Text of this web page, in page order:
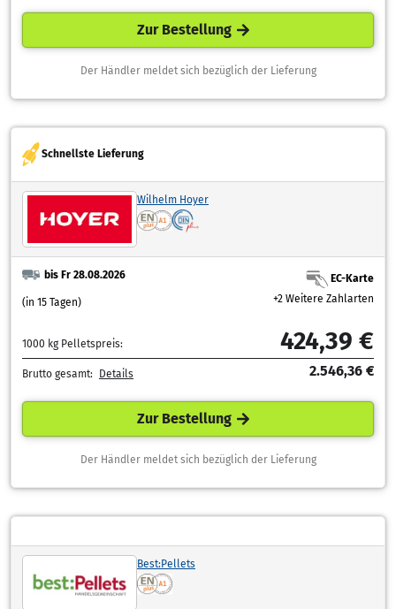
Zur Bestellung
Der Händler meldet sich bezüglich der Lieferung
Schnellste Lieferung
Wilhelm Hoyer
bis Fr 28.08.2026
(in 15 Tagen)
EC-Karte
+2 Weitere Zahlarten
1000 kg Pelletspreis: 424,39 €
Brutto gesamt: Details 2.546,36 €
Zur Bestellung
Der Händler meldet sich bezüglich der Lieferung
Best:Pellets